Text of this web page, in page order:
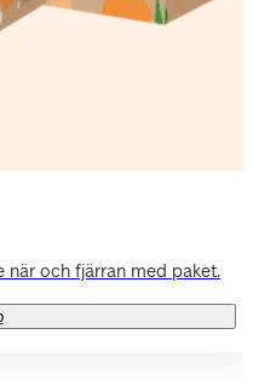
när och fjärran med paket.